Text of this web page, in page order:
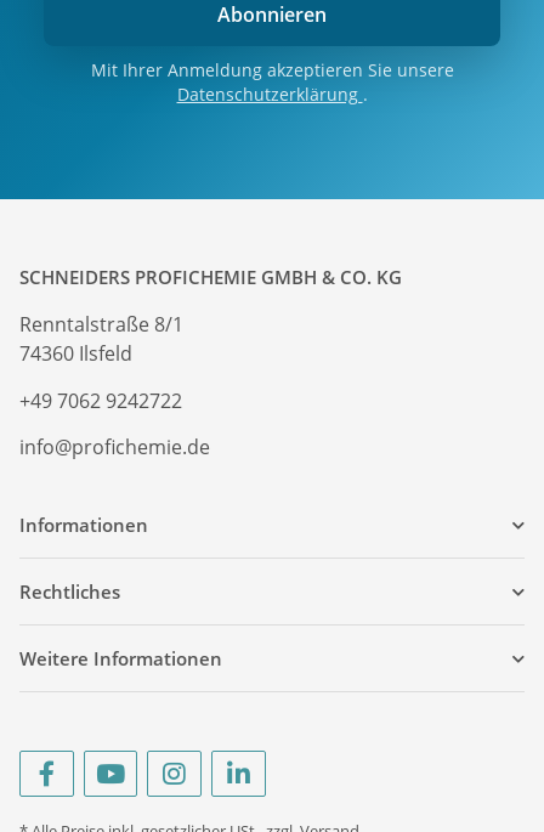
Abonnieren
Mit Ihrer Anmeldung akzeptieren Sie unsere
Datenschutzerklärung .
SCHNEIDERS PROFICHEMIE GMBH & CO. KG
Renntalstraße 8/1
74360 Ilsfeld
+49 7062 9242722
info@profichemie.de
Informationen
Rechtliches
Weitere Informationen